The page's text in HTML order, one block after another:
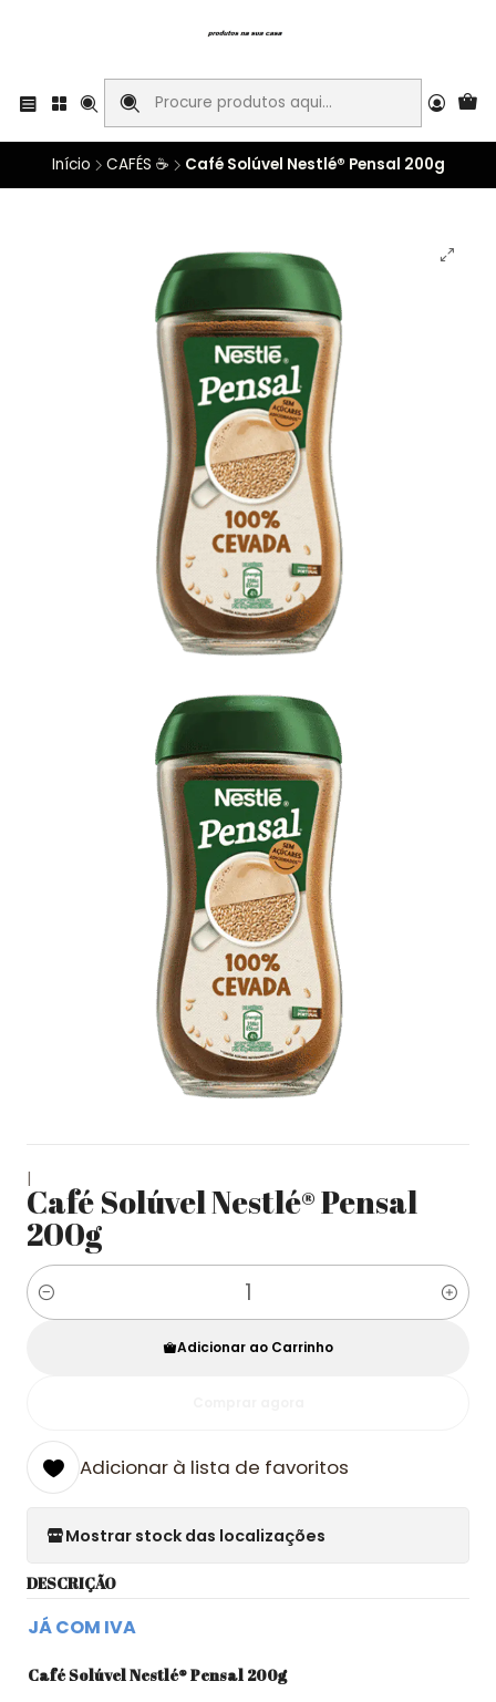
Início CAFÉS ☕ Café Solúvel Nestlé® Pensal 200g
|
Café Solúvel Nestlé® Pensal
200g
Quantidade
Adicionar ao Carrinho
Adicionar à lista de favoritos
Mostrar stock das localizações
DESCRIÇÃO
JÁ COM IVA
Café Solúvel Nestlé® Pensal 200g